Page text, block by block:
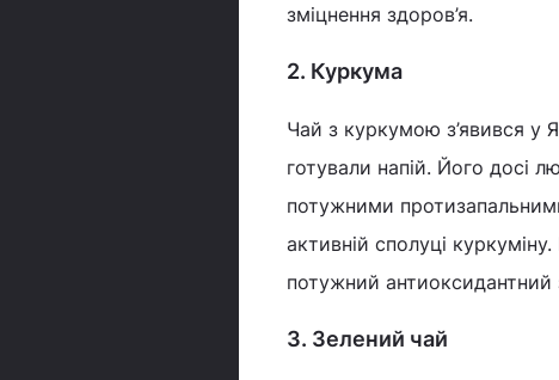
зміцнення здоров’я.
2. Куркума
Чай з куркумою з’явився у
готували напій. Його досі
потужними
активній сполуці
потужний антиоксидантний
3. Зелений чай